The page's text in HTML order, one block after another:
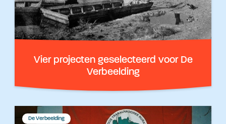
Vier projecten geselecteerd voor De
Verbeelding
De Verbeelding